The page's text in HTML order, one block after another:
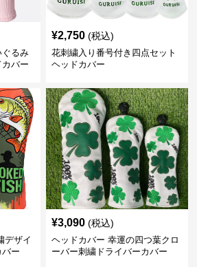
ぐるみ
バー
¥2,750 (税込)
花刺繍入り番号付き四点セット
ヘッドカバー
デザイ
ー
¥3,090 (税込)
ヘッドカバー 幸運の四つ葉クロ
ーバー刺繍ドライバーカバー